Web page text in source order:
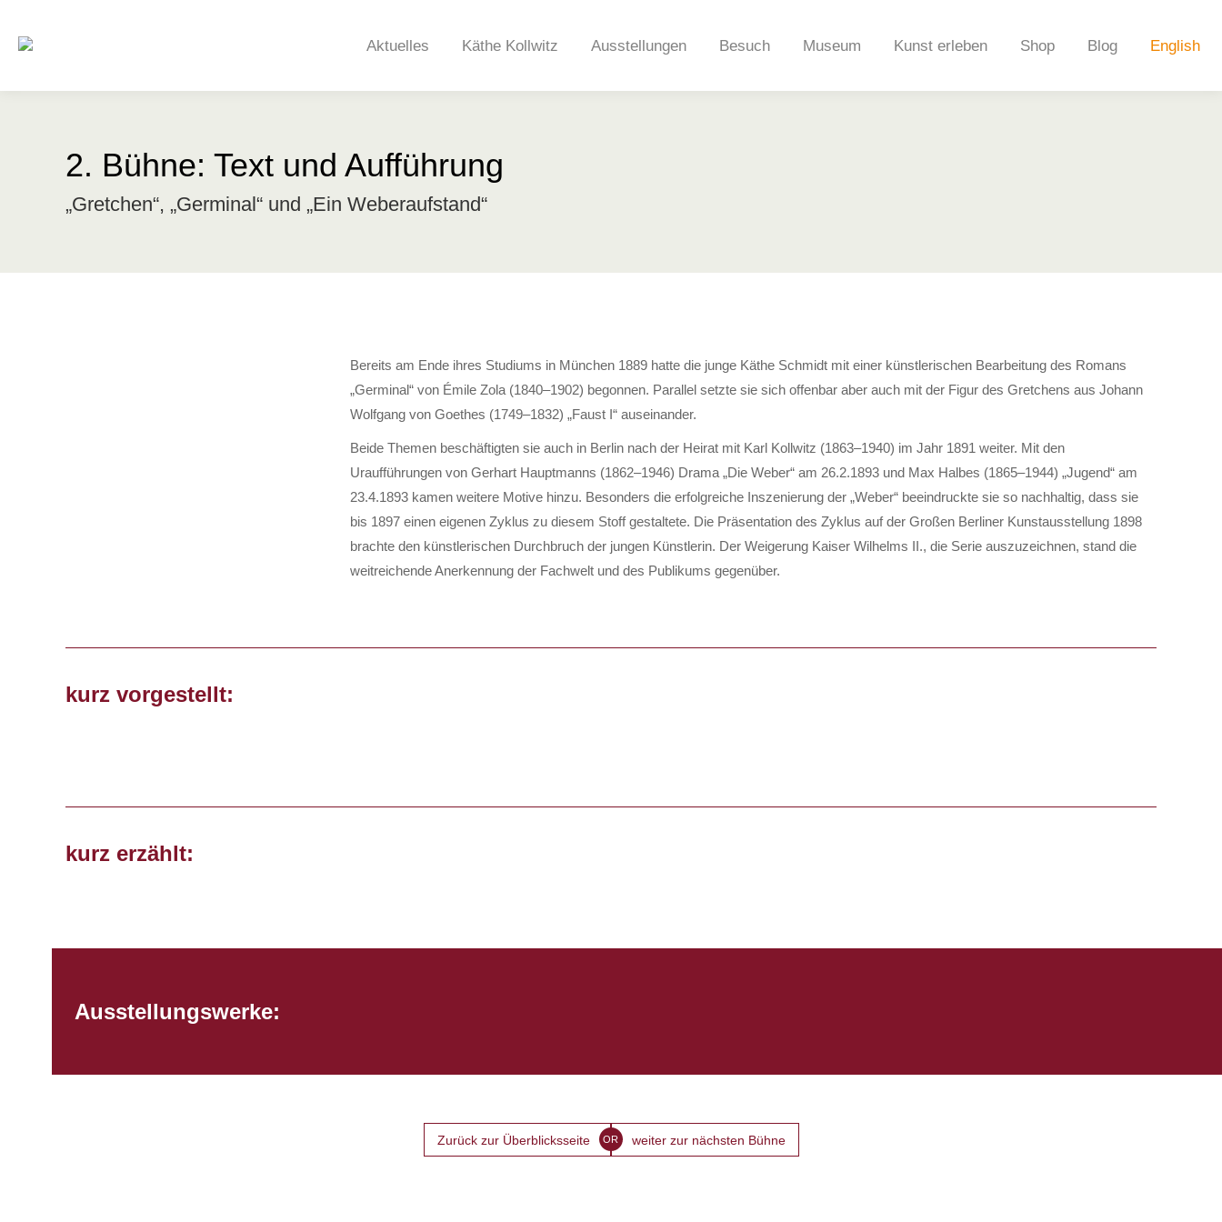
Aktuelles Käthe Kollwitz Ausstellungen Besuch Museum Kunst erleben Shop Blog English
2. Bühne: Text und Aufführung
„Gretchen“, „Germinal“ und „Ein Weberaufstand“
Bereits am Ende ihres Studiums in München 1889 hatte die junge Käthe Schmidt mit einer künstlerischen Bearbeitung des Romans
„Germinal“ von Émile Zola (1840–1902) begonnen. Parallel setzte sie sich offenbar aber auch mit der Figur des Gretchens aus Johann
Wolfgang von Goethes (1749–1832) „Faust I“ auseinander.
Beide Themen beschäftigten sie auch in Berlin nach der Heirat mit Karl Kollwitz (1863–1940) im Jahr 1891 weiter. Mit den
Uraufführungen von Gerhart Hauptmanns (1862–1946) Drama „Die Weber“ am 26.2.1893 und Max Halbes (1865–1944) „Jugend“ am
23.4.1893 kamen weitere Motive hinzu. Besonders die erfolgreiche Inszenierung der „Weber“ beeindruckte sie so nachhaltig, dass sie
bis 1897 einen eigenen Zyklus zu diesem Stoff gestaltete. Die Präsentation des Zyklus auf der Großen Berliner Kunstausstellung 1898
brachte den künstlerischen Durchbruch der jungen Künstlerin. Der Weigerung Kaiser Wilhelms II., die Serie auszuzeichnen, stand die
weitreichende Anerkennung der Fachwelt und des Publikums gegenüber.
kurz vorgestellt:
kurz erzählt:
Ausstellungswerke:
Zurück zur Überblicksseite OR weiter zur nächsten Bühne